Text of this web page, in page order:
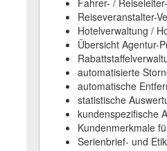
Fahrer- /
Reiseveranstalter-
Hotelverwaltung /
Übersicht Agentur-
automatisierte
automatische
statistische
kundenspezifische
Kundenmerkmale
Serienbrief- und